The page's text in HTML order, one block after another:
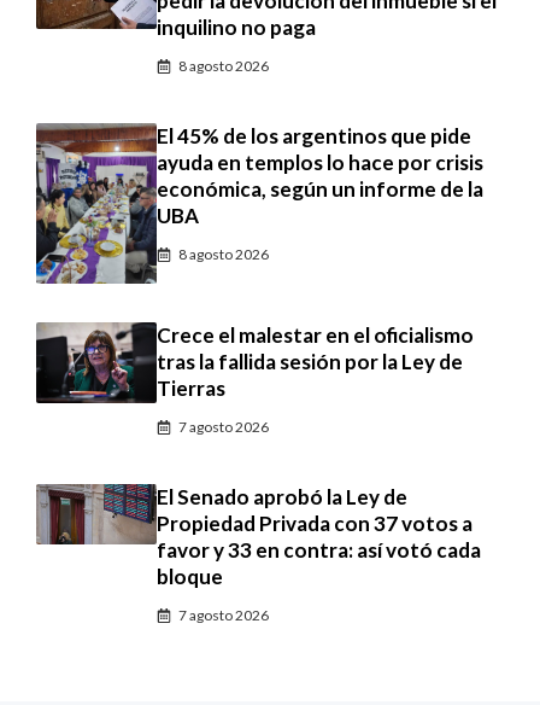
inquilino no paga
8 agosto 2026
El 45% de los argentinos que pide
ayuda en templos lo hace por crisis
económica, según un informe de la
UBA
8 agosto 2026
Crece el malestar en el oficialismo
tras la fallida sesión por la Ley de
Tierras
7 agosto 2026
El Senado aprobó la Ley de
Propiedad Privada con 37 votos a
favor y 33 en contra: así votó cada
bloque
7 agosto 2026